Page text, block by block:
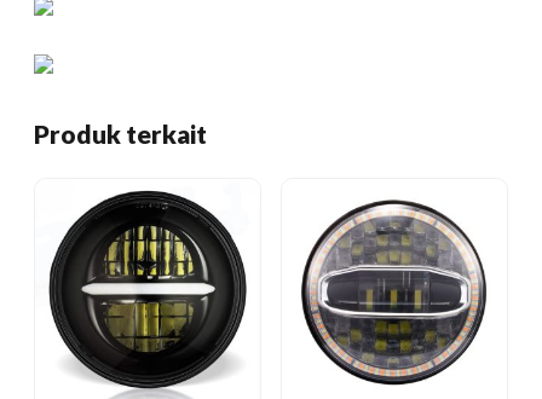
Produk terkait